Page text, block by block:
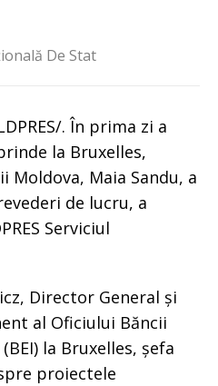
De Stat
. În prima zi a
la Bruxelles,
Moldova, Maia Sandu, a
de lucru, a
Serviciul
Director General și
al Oficiului Băncii
la Bruxelles, șefa
proiectele